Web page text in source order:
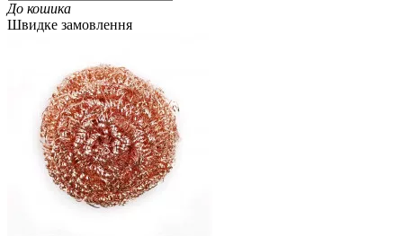
До кошика
Швидке замовлення